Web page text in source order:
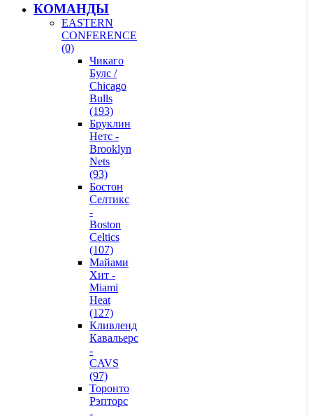
КОМАНДЫ
EASTERN
CONFERENCE
(0)
Чикаго
Булс /
Chicago
Bulls
(193)
Бруклин
Нетс -
Brooklyn
Nets
(93)
Бостон
Селтикс
-
Boston
Celtics
(107)
Майами
Хит -
Miami
Heat
(127)
Кливленд
Кавальерс
-
CAVS
(97)
Торонто
Рэпторс
-